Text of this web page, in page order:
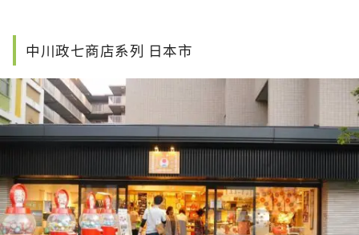
中川政七商店系列 日本市